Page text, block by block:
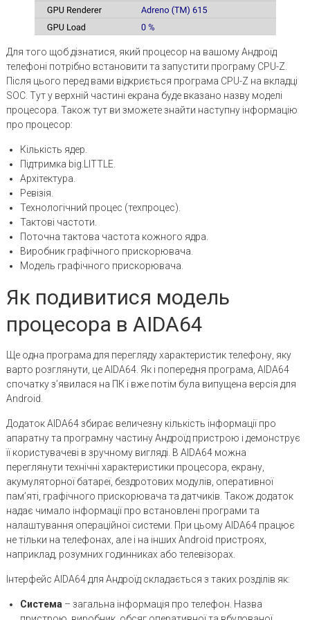
Для того щоб дізнатися, який процесор на вашому Андроїд
телефоні потрібно встановити та запустити програму CPU-Z.
Після цього перед вами відкриється програма CPU-Z на вкладці
SOC. Тут у верхній частині екрана буде вказано назву моделі
процесора. Також тут ви зможете знайти наступну інформацію
про процесор:
Кількість ядер.
Підтримка big.LITTLE.
Архітектура.
Ревізія.
Технологічний процес (техпроцес).
Тактові частоти.
Поточна тактова частота кожного ядра.
Виробник графічного прискорювача.
Модель графічного прискорювача.
Як подивитися модель
процесора в AIDA64
Ще одна програма для перегляду характеристик телефону, яку
варто розглянути, це AIDA64. Як і попередня програма, AIDA64
спочатку з’явилася на ПК і вже потім була випущена версія для
Android.
Додаток AIDA64 збирає величезну кількість інформації про
апаратну та програмну частину Андроїд пристрою і демонструє
її користувачеві в зручному вигляді. В AIDA64 можна
переглянути технічні характеристики процесора, екрану,
акумуляторної батареї, бездротових модулів, оперативної
пам’яті, графічного прискорювача та датчиків. Також додаток
надає чимало інформації про встановлені програми та
налаштування операційної системи. При цьому AIDA64 працює
не тільки на телефонах, але і на інших Android пристроях,
наприклад, розумних годинниках або телевізорах.
Інтерфейс AIDA64 для Андроїд складається з таких розділів як:
Система – загальна інформація про телефон. Назва